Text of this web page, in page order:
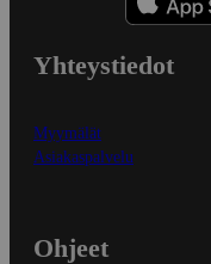
Yhteystiedot
Myymälät
Asiakaspalvelu
Ohjeet